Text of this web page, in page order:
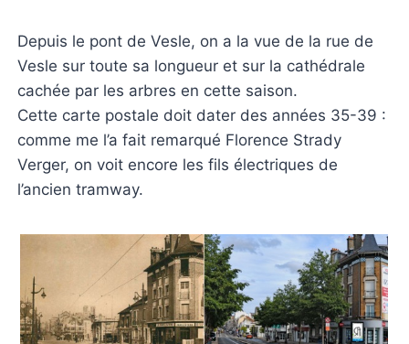
Depuis le pont de Vesle, on a la vue de la rue de
Vesle sur toute sa longueur et sur la cathédrale
cachée par les arbres en cette saison.
Cette carte postale doit dater des années 35-39 :
comme me l’a fait remarqué Florence Strady
Verger, on voit encore les fils électriques de
l’ancien tramway.